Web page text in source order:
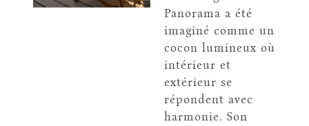
Panorama a été
imaginé comme un
cocon lumineux où
intérieur et
extérieur se
répondent avec
harmonie. Son